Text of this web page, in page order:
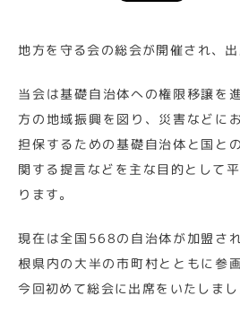
地方を守る会の総会が開催され、出
当会は基礎自治体への権限移譲を
方の地域振興を図り、災害などに
担保するための基礎自治体と国と
関する提言などを主な目的として
ります。
現在は全国568の自治体が加盟さ
根県内の大半の市町村とともに参
今回初めて総会に出席をいたしまし